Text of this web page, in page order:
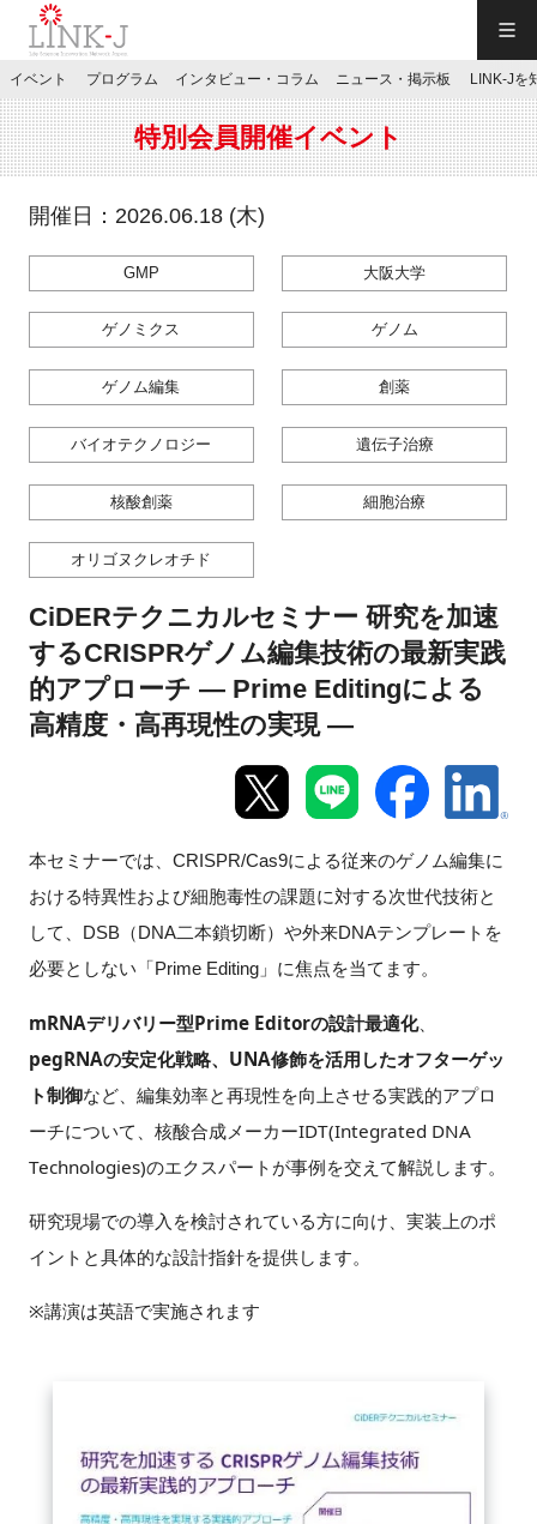
JP／EN
特別会員専用メニュー
お問い合わせ
マイページ
新規登録
イベント
プログラム
LINK-Jを知る
特別会員
施設・アクセス
FAQ
イベントお知らせメール登録
イベント プログラム インタビュー・コラム ニュース・掲示板 LINK-Jを
特別会員開催イベント
開催日：2026.06.18 (木)
GMP 大阪大学
ゲノミクス ゲノム
ゲノム編集 創薬
バイオテクノロジー 遺伝子治療
核酸創薬 細胞治療
オリゴヌクレオチド
CiDERテクニカルセミナー 研究を加速
するCRISPRゲノム編集技術の最新実践
的アプローチ ― Prime Editingによる
高精度・高再現性の実現 ―
本セミナーでは、CRISPR/Cas9による従来のゲノム編集に
おける特異性および細胞毒性の課題に対する次世代技術と
して、DSB（DNA二本鎖切断）や外来DNAテンプレートを
必要としない「Prime Editing」に焦点を当てます。
mRNAデリバリー型Prime Editorの設計最適化、
pegRNAの安定化戦略、UNA修飾を活用したオフターゲッ
ト制御など、編集効率と再現性を向上させる実践的アプロ
ーチについて、核酸合成メーカーIDT(Integrated DNA
Technologies)のエクスパートが事例を交えて解説します。
研究現場での導入を検討されている方に向け、実装上のポ
イントと具体的な設計指針を提供します。
※講演は英語で実施されます